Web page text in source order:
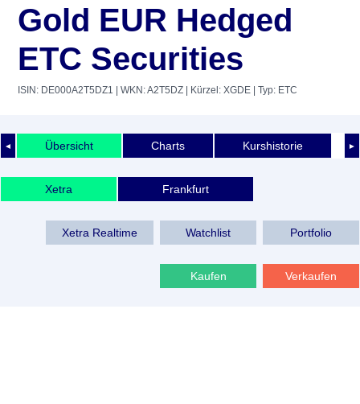
Gold EUR Hedged
ETC Securities
ISIN: DE000A2T5DZ1 | WKN: A2T5DZ | Kürzel: XGDE | Typ: ETC
◄ ►
Übersicht Charts Kurshistorie
Xetra Frankfurt
Xetra Realtime Watchlist Portfolio
Kaufen Verkaufen